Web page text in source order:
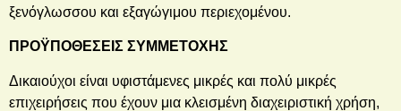
ξενόγλωσσου και εξαγώγιμου περιεχομένου.
ΠΡΟΫΠΟΘΕΣΕΙΣ ΣΥΜΜΕΤΟΧΗΣ
Δικαιούχοι είναι υφιστάμενες μικρές και πολύ μικρές
επιχειρήσεις που έχουν μια κλεισμένη διαχειριστική χρήση,